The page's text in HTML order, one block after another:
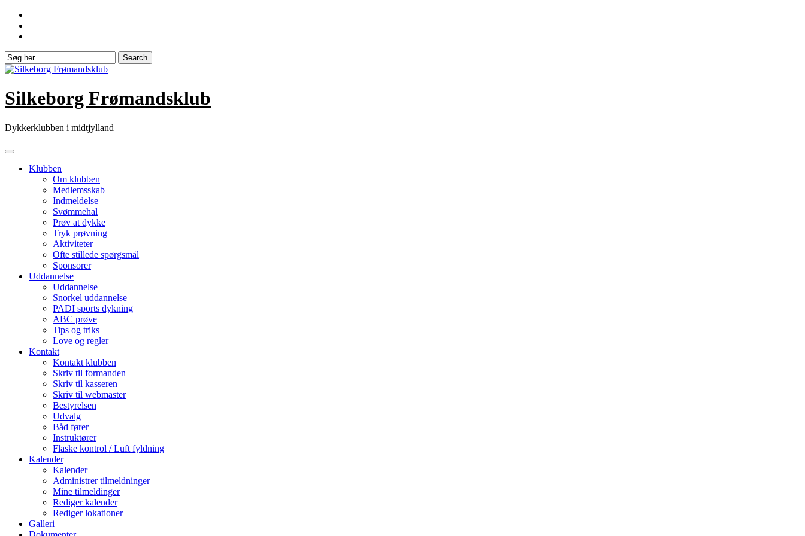
Skip
content
Silkeborg Frømandsklub
Dykkerklubben i midtjylland
Klubben
Om klubben
Medlemsskab
Indmeldelse
Svømmehal
Prøv at dykke
Tryk prøvning
Aktiviteter
Ofte stillede spørgsmål
Sponsorer
Uddannelse
Uddannelse
Snorkel uddannelse
PADI sports dykning
ABC prøve
Tips og triks
Love og regler
Kontakt
Kontakt klubben
Skriv til formanden
Skriv til kasseren
Skriv til webmaster
Bestyrelsen
Udvalg
Båd fører
Instruktører
Flaske kontrol / Luft fyldning
Kalender
Kalender
Administrer tilmeldninger
Mine tilmeldinger
Rediger kalender
Rediger lokationer
Galleri